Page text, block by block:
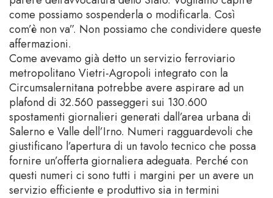
come possiamo sospenderla o modificarla. Così
com’è non va”. Non possiamo che condividere queste
affermazioni.
Come avevamo già detto un servizio ferroviario
metropolitano Vietri-Agropoli integrato con la
Circumsalernitana potrebbe avere aspirare ad un
plafond di 32.560 passeggeri sui 130.600
spostamenti giornalieri generati dall’area urbana di
Salerno e Valle dell’Irno. Numeri ragguardevoli che
giustificano l’apertura di un tavolo tecnico che possa
fornire un’offerta giornaliera adeguata. Perché con
questi numeri ci sono tutti i margini per un avere un
servizio efficiente e produttivo sia in termini